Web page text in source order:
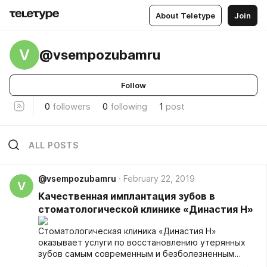
About Teletype Join
V @vsempozubamru
Follow
0 followers 0 following 1 post
ALL POSTS
V
@vsempozubamru February 22, 2019
Качественная имплантация зубов в
стоматологической клинике «Династия Н»
Стоматологическая клиника «Династия Н»
оказывает услуги по восстановлению утерянных
зубов самым современным и безболезненным